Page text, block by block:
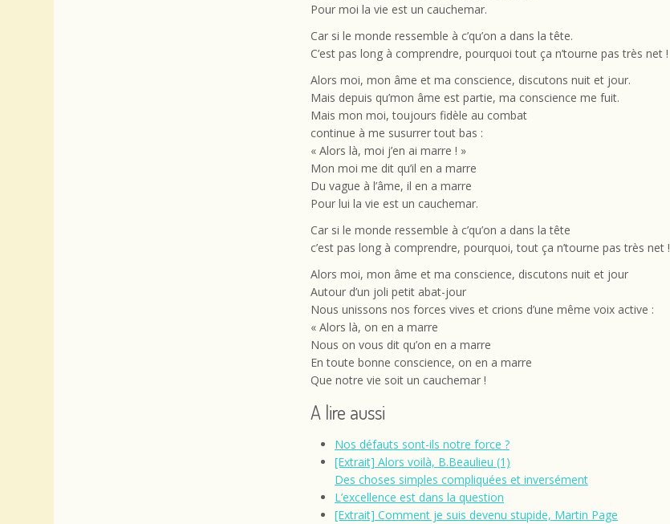
Pour moi la vie est un cauchemar.
Car si le monde ressemble à c’qu’on a dans la tête.
C’est pas long à comprendre, pourquoi tout ça n’tourne pas très net !
Alors moi, mon âme et ma conscience, discutons nuit et jour.
Mais depuis qu’mon âme est partie, ma conscience me fuit.
Mais mon moi, toujours fidèle au combat
continue à me susurrer tout bas :
« Alors là, moi j’en ai marre ! »
Mon moi me dit qu’il en a marre
Du vague à l’âme, il en a marre
Pour lui la vie est un cauchemar.
Car si le monde ressemble à c’qu’on a dans la tête
c’est pas long à comprendre, pourquoi, tout ça n’tourne pas très net !
Alors moi, mon âme et ma conscience, discutons nuit et jour
Autour d’un joli petit abat-jour
Nous unissons nos forces vives et crions d’une même voix active :
« Alors là, on en a marre
Nous on vous dit qu’on en a marre
En toute bonne conscience, on en a marre
Que notre vie soit un cauchemar !
A lire aussi
Nos défauts sont-ils notre force ?
[Extrait] Alors voilà, B.Beaulieu (1)
Des choses simples compliquées et inversément
L’excellence est dans la question
[Extrait] Comment je suis devenu stupide, Martin Page